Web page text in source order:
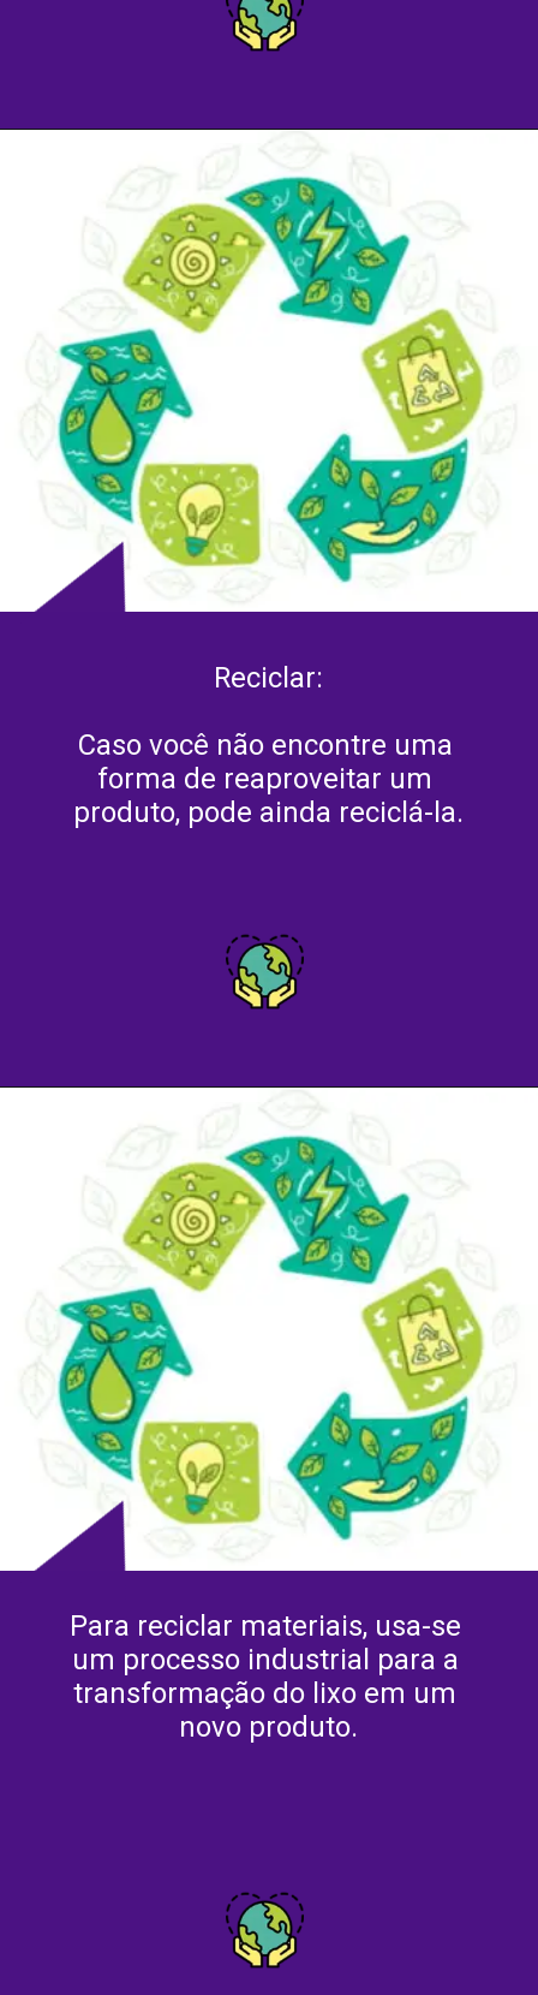
Reciclar:
Caso você não encontre uma
forma de reaproveitar um
produto, pode ainda reciclá-la.
Para reciclar materiais, usa-se
um processo industrial para a
transformação do lixo em um
novo produto.